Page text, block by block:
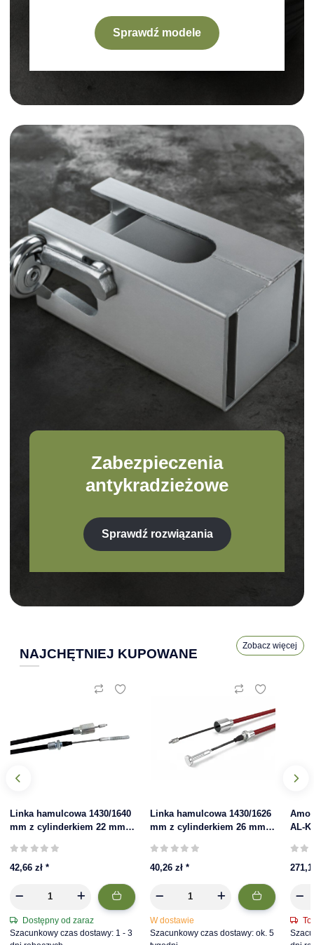
Sprawdź modele
Zabezpieczenia
antykradzieżowe
Sprawdź rozwiązania
Zobacz więcej
NAJCHĘTNIEJ KUPOWANE
Linka hamulcowa 1430/1640
mm z cylinderkiem 22 mm |
42,66 zł *
Dostępny od zaraz
Szacunkowy czas dostawy: 1 - 3
Linka hamulcowa 1430/1626
mm z cylinderkiem 26 mm
montaż
40,26 zł *
W dostawie
Szacunkowy czas dostawy: ok. 5
AL-